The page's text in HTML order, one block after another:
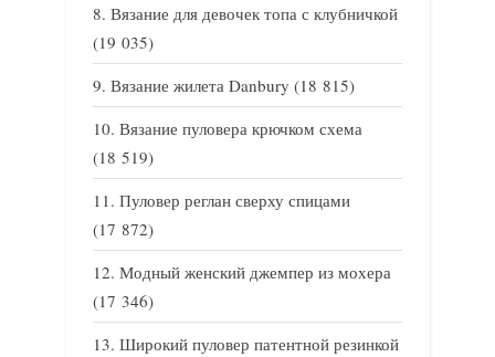
Вязание для девочек топа с клубничкой
(19 035)
Вязание жилета Danbury (18 815)
Вязание пуловера крючком схема
(18 519)
Пуловер реглан сверху спицами
(17 872)
Модный женский джемпер из мохера
(17 346)
Широкий пуловер патентной резинкой